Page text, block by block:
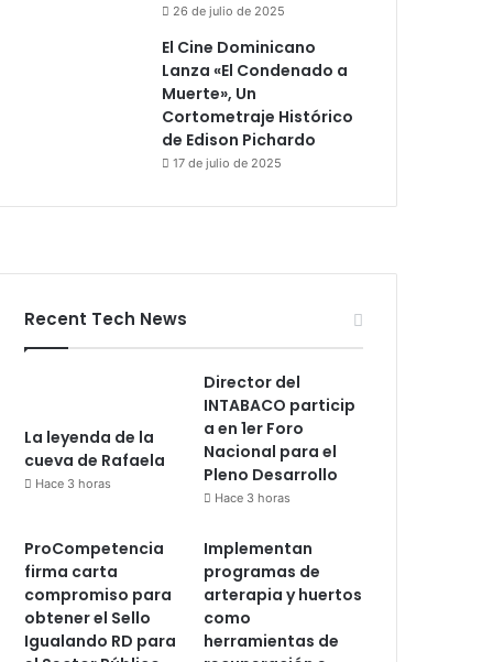
26 de julio de 2025
El Cine Dominicano
Lanza «El Condenado a
Muerte», Un
Cortometraje Histórico
de Edison Pichardo
17 de julio de 2025
Recent Tech News
La leyenda de la
cueva de Rafaela
Hace 3 horas
Director del
INTABACO particip
a en 1er Foro
Nacional para el
Pleno Desarrollo
Hace 3 horas
ProCompetencia
firma carta
compromiso para
obtener el Sello
Igualando RD para
Implementan
programas de
arterapia y huertos
como
herramientas de